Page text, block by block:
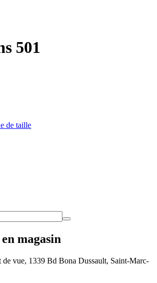
501
de taille
magasin
de vue, 1339 Bd Bona Dussault, Saint-Marc-